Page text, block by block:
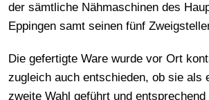
der sämtliche Nähmaschinen des
Eppingen samt seinen fünf
Die gefertigte Ware wurde vor Ort
zugleich auch entschieden, ob sie als
zweite Wahl geführt und